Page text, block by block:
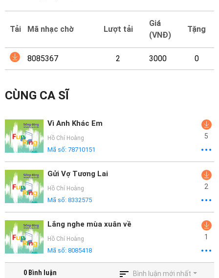
Mại
Hướng
Funring
Nghiệp
Tải Mã nhạc chờ Lượt tải
Giá
(VNĐ)
Tặng
8085367 2 3000 0
CÙNG CA SĨ
Vì Anh Khác Em
Hồ Chí Hoàng
Mã số: 78710151
5
Gửi Vợ Tương Lai
Hồ Chí Hoàng
Mã số: 8332575
2
Lắng nghe mùa xuân về
Hồ Chí Hoàng
Mã số: 8085418
1
0 Bình luận Bình luận mới nhất